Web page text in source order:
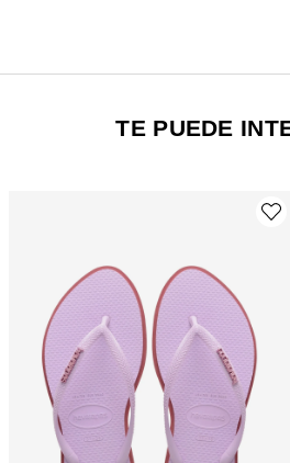
TE PUEDE